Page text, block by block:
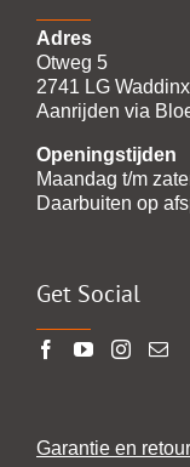
Adres
Otweg 5
2741 LG
Aanrijden via
Openingstijden
Maandag t/m
Daarbuiten op
Get Social
Garantie en